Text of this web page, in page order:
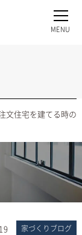
文住宅を建てる時の
家づくりブログ